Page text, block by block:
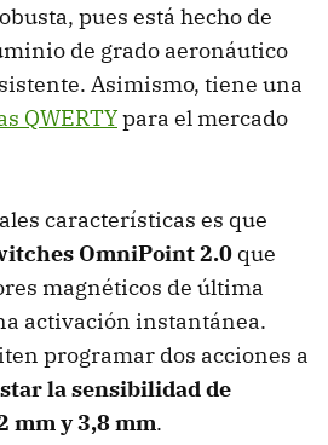
pues está hecho de
de grado aeronáutico
Asimismo, tiene una
QWERTYpara el mercado
características es que
OmniPoint 2.0 que
magnéticos de última
activación instantánea.
programar dos acciones a
la sensibilidad de
mm y 3,8 mm.